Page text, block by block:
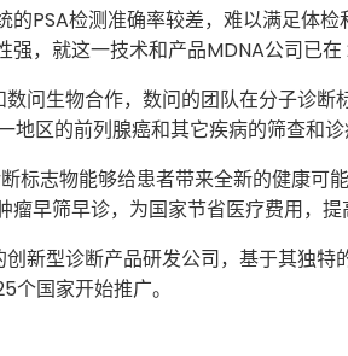
PSA检测准确率较差，难以满足体
，就这一技术和产品MDNA公司已在
问生物合作，数问的团队在分子诊
区的前列腺癌和其它疾病的筛查和
标志物能够给患者带来全新的健康
早筛早诊，为国家节省医疗费用，提
新型诊断产品研发公司，基于其独
国家开始推广。